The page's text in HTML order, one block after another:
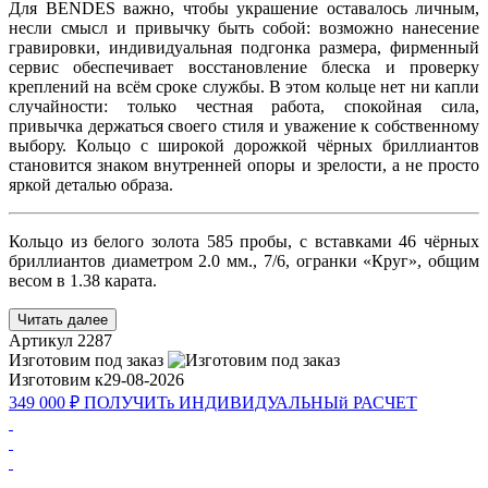
Для BENDES важно, чтобы украшение оставалось личным,
несли смысл и привычку быть собой: возможно нанесение
гравировки, индивидуальная подгонка размера, фирменный
сервис обеспечивает восстановление блеска и проверку
креплений на всём сроке службы. В этом кольце нет ни капли
случайности: только честная работа, спокойная сила,
привычка держаться своего стиля и уважение к собственному
выбору. Кольцо с широкой дорожкой чёрных бриллиантов
становится знаком внутренней опоры и зрелости, а не просто
яркой деталью образа.
Кольцо из белого золота 585 пробы, с вставками 46 чёрных
бриллиантов диаметром 2.0 мм., 7/6, огранки «Круг», общим
весом в 1.38 карата.
Читать далее
Артикул 2287
Изготовим под заказ
Изготовим к29-08-2026
349 000 ₽ ПОЛУЧИТь ИНДИВИДУАЛЬНЫй РАСЧЕТ